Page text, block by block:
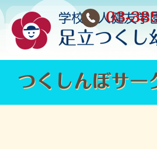
03-
つくしんぼサー